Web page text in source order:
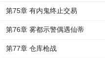
第75章 有内鬼终止交易
第76章 雾都示警偶遇仙蒂
第77章 仓库枪战